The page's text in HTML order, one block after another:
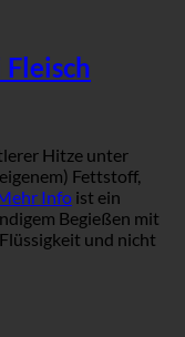
Hitze unter
Fettstoff,
Info ist ein
Begießen mit
und nicht